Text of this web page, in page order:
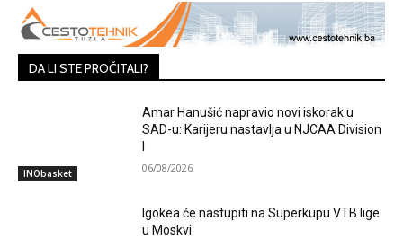
DA LI STE PROČITALI?
INObasket
Amar Hanušić napravio novi iskorak u
SAD-u: Karijeru nastavlja u NJCAA Division
06/08/2026
Igokea će nastupiti na Superkupu VTB lige
u Moskvi